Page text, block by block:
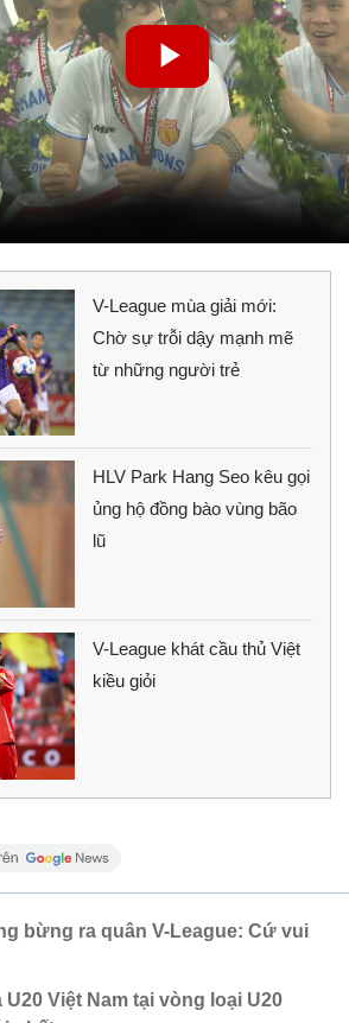
V-League mùa giải mới:
Chờ sự trỗi dậy mạnh mẽ
từ những người trẻ
HLV Park Hang Seo kêu gọi
ủng hộ đồng bào vùng bão
lũ
V-League khát cầu thủ Việt
kiều giỏi
bừng ra quân V-League: Cứ vui
Việt Nam tại vòng loại U20